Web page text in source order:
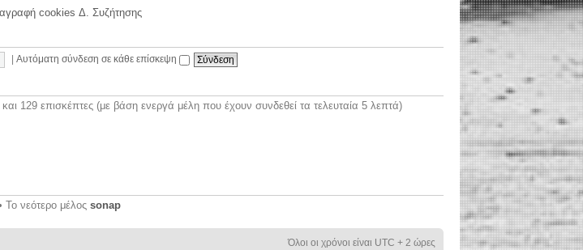
cookies Δ. Συζήτησης
Αυτόματη σύνδεση σε κάθε επίσκεψη
129 επισκέπτες (με βάση ενεργά μέλη που έχουν συνδεθεί τα τελευταία 5 λεπτά)
Το νεότερο μέλος sonap
Όλοι οι χρόνοι είναι UTC + 2 ώρες